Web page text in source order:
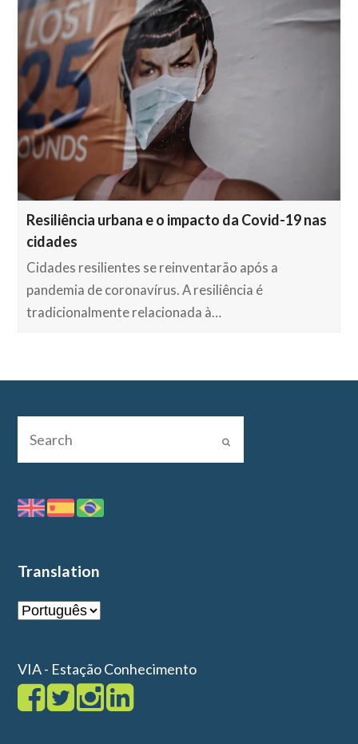
Resiliência urbana e o impacto da Covid-19 nas
cidades
Cidades resilientes se reinventarão após a
pandemia de coronavírus. A resiliência é
tradicionalmente relacionada à…
Translation
VIA - Estação Conhecimento